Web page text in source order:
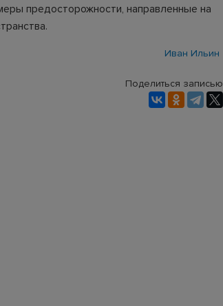
предосторожности, направленные на
Иван Ильин
Поделиться записью